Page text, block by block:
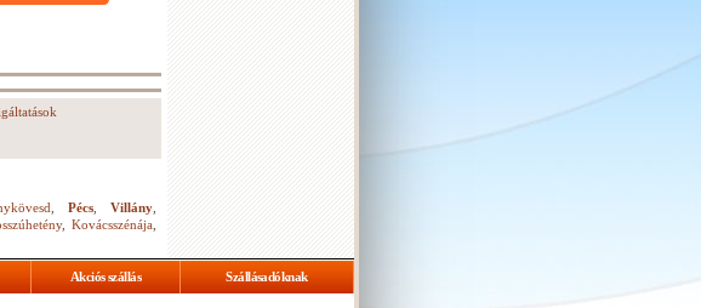
Pécs Villány
,Kovácsszénája
Akciós szállás Szállásadóknak